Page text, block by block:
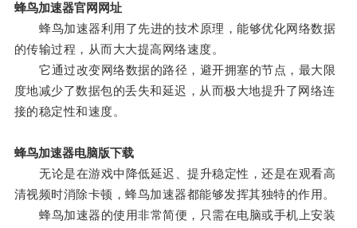
蜂鸟加速器官网网址
蜂鸟加速器利用了先进的技术原理，能够优化网络数据
的传输过程，从而大大提高网络速度。
它通过改变网络数据的路径，避开拥塞的节点，最大限
度地减少了数据包的丢失和延迟，从而极大地提升了网络连
接的稳定性和速度。
蜂鸟加速器电脑版下载
无论是在游戏中降低延迟、提升稳定性，还是在观看高
清视频时消除卡顿，蜂鸟加速器都能够发挥其独特的作用。
蜂鸟加速器的使用非常简便，只需在电脑或手机上安装